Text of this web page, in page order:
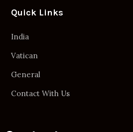
Quick Links
India
Vatican
General
Contact With Us